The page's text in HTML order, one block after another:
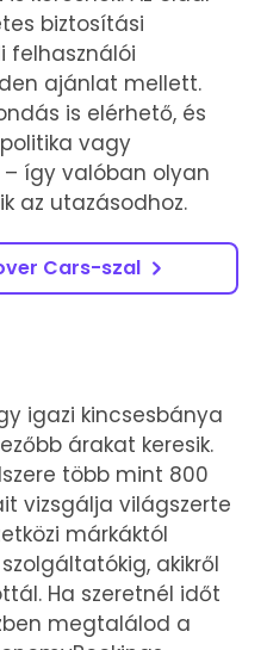
biztosítási
felhasználói
ajánlat mellett.
is elérhető, és
vagy
így valóban olyan
az utazásodhoz.
Cars-szal
igazi kincsesbánya
árakat keresik.
több mint 800
vizsgálja világszerte
márkáktól
akikről
Ha szeretnél időt
megtalálod a